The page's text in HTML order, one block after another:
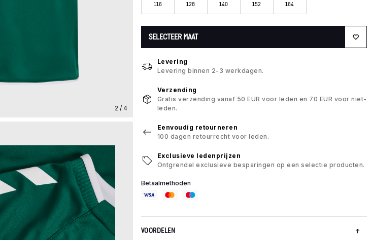
2 / 4
116 128 140 152 164
SELECTEER MAAT
Levering
Levering binnen 2-3 werkdagen.
Verzending
Gratis verzending vanaf 50 EUR voor leden en 70 EUR voor niet-
leden.
Eenvoudig retourneren
100 dagen retourrecht voor leden.
Exclusieve ledenprijzen
Ontgrendel exclusieve besparingen op een selectie producten.
Betaalmethoden
VOORDELEN